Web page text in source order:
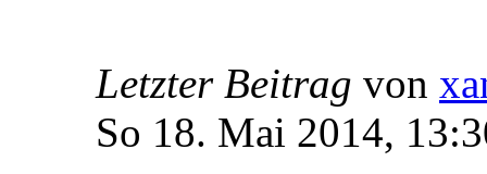
Letzter Beitrag von
So 18. Mai 2014,